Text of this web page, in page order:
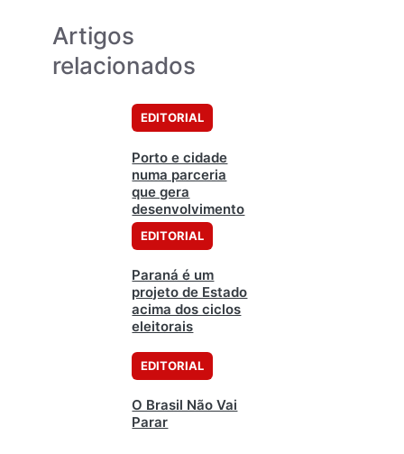
Artigos
relacionados
EDITORIAL
Porto e cidade
numa parceria
que gera
desenvolvimento
EDITORIAL
Paraná é um
projeto de Estado
acima dos ciclos
eleitorais
EDITORIAL
O Brasil Não Vai
Parar